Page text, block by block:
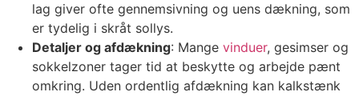
lag giver ofte gennemsivning og uens dækning, som
er tydelig i skråt sollys.
Detaljer og afdækning: Mange vinduer, gesimser og
sokkelzoner tager tid at beskytte og arbejde pænt
omkring. Uden ordentlig afdækning kan kalkstænk